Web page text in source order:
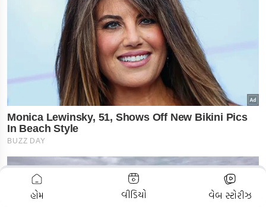
ADVERTISEMENT
હોમ વીડિયો વેબ સ્ટોરીઝ